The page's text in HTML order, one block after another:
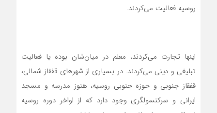
روسیه فعالیت می‌کردند.
اینها تجارت می‌کردند، معلم در میان‌شان بوده‌ یا فعالیت
تبلیغی و دینی می‌کردند. در بسیاری از شهرهای قفقاز شمالی،
قفقاز جنوبی و حوزه جنوبی روسیه، هنوز مدرسه و مسجد
ایرانی و سرکنسولگری وجود دارد که از اواخر دوره روسیه